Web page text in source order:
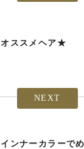
オススメヘア★
NEXT
インナーカラーで